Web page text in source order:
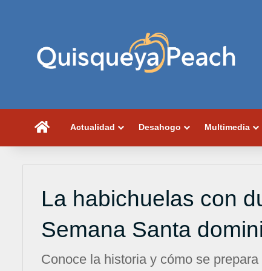
PortadaActualidad Desahogo Multimedia
La habichuelas con
Semana Santa
Conoce la historia y cómo se